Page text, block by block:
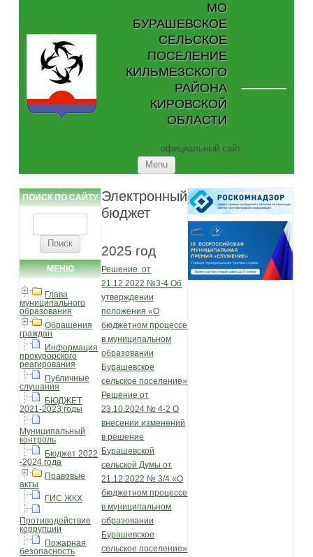
МО
БУРАШЕВСКОЕ
СЕЛЬСКОЕ
ПОСЕЛЕНИЕ
КИЛЬМЕЗСКОГО
РАЙОНА
КИРОВСКОЙ
ОБЛАСТИ
официальный сайт
Menu
ПОИСК ПО САЙТУ
МЕНЮ
Глава
муниципального
образования
Обращения
граждан
Информация
прокурорского
реагирования
Публичные
слушания
БЮДЖЕТ
2021-2023 годы
Муниципальный
контроль
Бюджет 2022
-2024 года
Правовые
акты
ГИС ЖКХ
Противодействие
коррупции
Пожарная
безопасность
Электронный
бюджет
2025 год
Решение от
21.12.2022 №3-4 Об
утверждении
положения «О
бюджетном процессе
в муниципальном
образовании
Бурашевское
сельское поселение»
Решение от
23.10.2024 № 4-2 О
внесении изменений
в решение
Бурашевской
сельской Думы от
21.12.2022 № 3/4 «О
бюджетном процессе
в муниципальном
образовании
Бурашевское
сельское поселение»